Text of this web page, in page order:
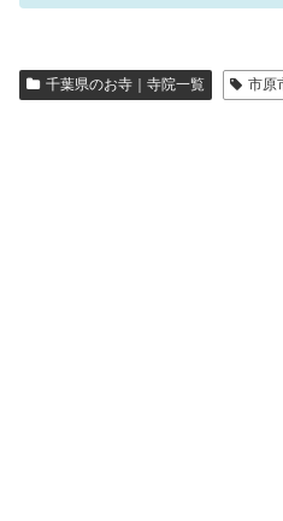
千葉県のお寺｜寺院一覧 市原